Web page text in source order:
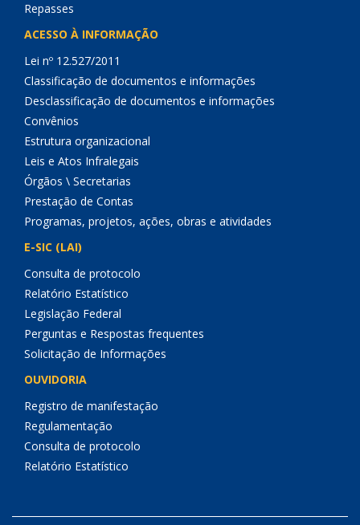
Repasses
ACESSO À INFORMAÇÃO
Lei nº 12.527/2011
Classificação de documentos e informações
Desclassificação de documentos e informações
Convênios
Estrutura organizacional
Leis e Atos Infralegais
Órgãos \ Secretarias
Prestação de Contas
Programas, projetos, ações, obras e atividades
E-SIC (LAI)
Consulta de protocolo
Relatório Estatístico
Legislação Federal
Perguntas e Respostas frequentes
Solicitação de Informações
OUVIDORIA
Registro de manifestação
Regulamentação
Consulta de protocolo
Relatório Estatístico